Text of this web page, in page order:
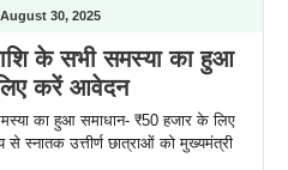
August 30, 2025
के सभी समस्या का हुआ
करें आवेदन
का हुआ समाधान- ₹50 हजार के लिए
से स्नातक उत्तीर्ण छात्राओं को मुख्यमंत्री